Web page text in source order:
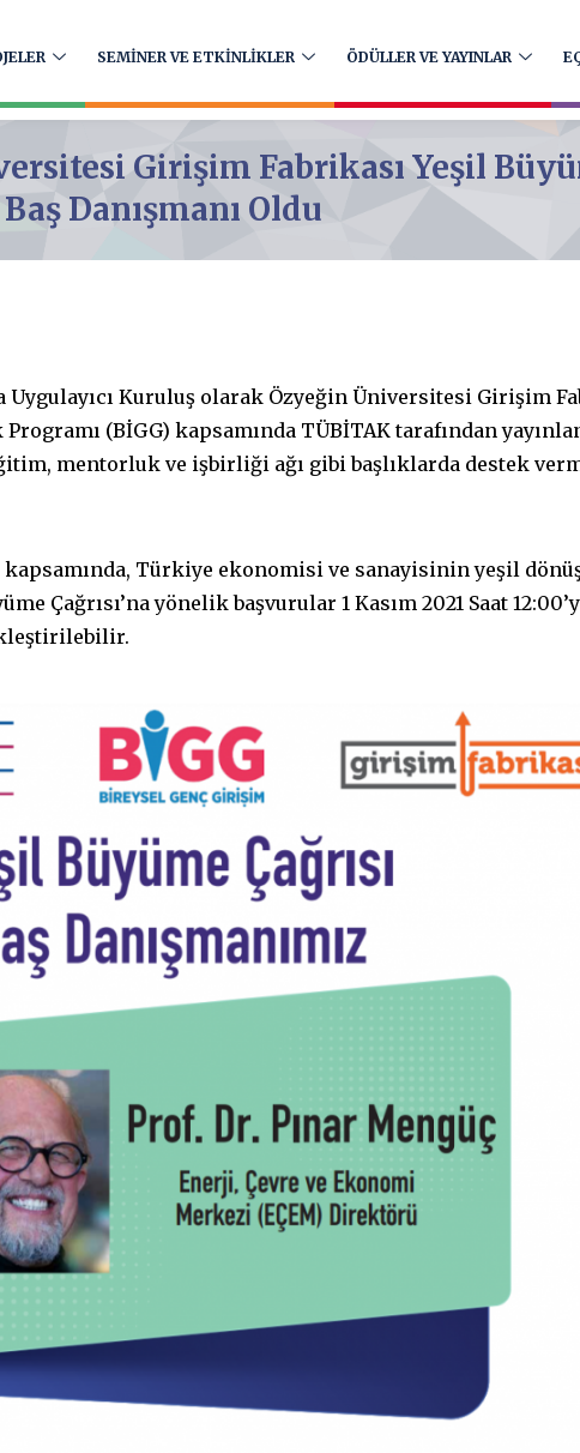
SEMİNER VE ETKİNLİKLER ÖDÜLLER VE YAYINLAR
Girişim Fabrikası Yeşil
Baş Danışmanı Oldu
Uygulayıcı Kuruluş olarak Özyeğin Üniversitesi Girişim
(BİGG) kapsamında TÜBİTAK tarafından
mentorluk ve işbirliği ağı gibi başlıklarda destek
Türkiye ekonomisi ve sanayisinin yeşil
Çağrısı’na yönelik başvurular 1 Kasım 2021 Saat